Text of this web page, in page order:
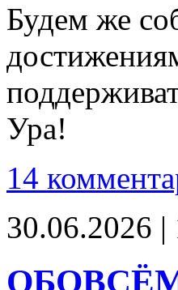
Будем же
Ура!
14
30.06.2026 |